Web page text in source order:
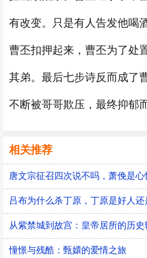
有改变。只是有人告发他喝
曹丕扣押起来，曹丕为了处
其弟。最后七步诗反而成了
不断被哥哥欺压，最终抑郁
相关推荐
吕布为什么杀丁原，丁原是好人还
从紫禁城到故宫：皇帝居所的历史
憧憬与残酷：甄嬛的爱情之旅